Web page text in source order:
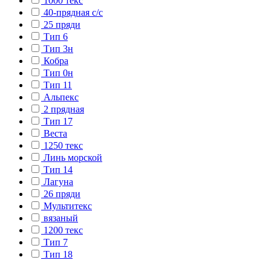
40-прядная с/с
25 пряди
Тип 6
Тип 3н
Кобра
Тип 0н
Тип 11
Альпекс
2 прядная
Тип 17
Веста
1250 текс
Линь морской
Тип 14
Лагуна
26 пряди
Мультитекс
вязаный
1200 текс
Тип 7
Тип 18